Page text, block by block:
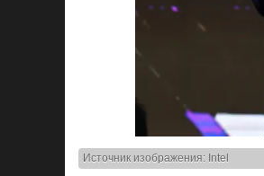
Источник изображения: Intel